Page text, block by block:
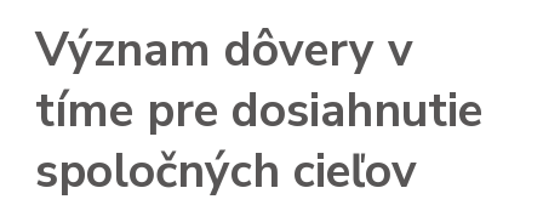
Význam dôvery v
tíme pre dosiahnutie
spoločných cieľov